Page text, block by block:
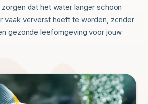
dat het water langer schoon
vaak ververst hoeft te worden, zonder
gezonde leefomgeving voor jouw